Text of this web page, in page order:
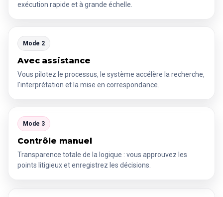
exécution rapide et à grande échelle.
Mode 2
Avec assistance
Vous pilotez le processus, le système accélère la recherche,
l'interprétation et la mise en correspondance.
Mode 3
Contrôle manuel
Transparence totale de la logique : vous approuvez les
points litigieux et enregistrez les décisions.